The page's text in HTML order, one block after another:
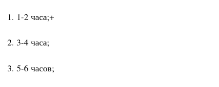
1. 1-2 часа;+
2. 3-4 часа;
3. 5-6 часов;